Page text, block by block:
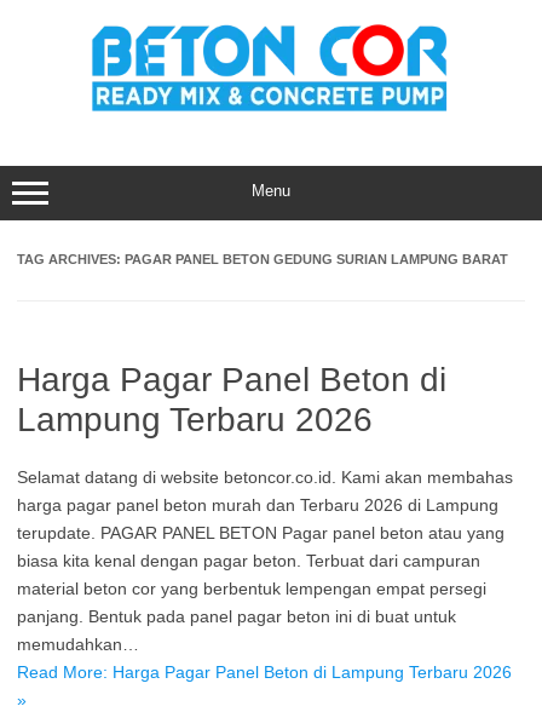
Menu
TAG ARCHIVES: PAGAR PANEL BETON GEDUNG SURIAN LAMPUNG BARAT
Harga Pagar Panel Beton di
Lampung Terbaru 2026
Selamat datang di website betoncor.co.id. Kami akan membahas
harga pagar panel beton murah dan Terbaru 2026 di Lampung
terupdate. PAGAR PANEL BETON Pagar panel beton atau yang
biasa kita kenal dengan pagar beton. Terbuat dari campuran
material beton cor yang berbentuk lempengan empat persegi
panjang. Bentuk pada panel pagar beton ini di buat untuk
memudahkan…
Read More: Harga Pagar Panel Beton di Lampung Terbaru 2026
»